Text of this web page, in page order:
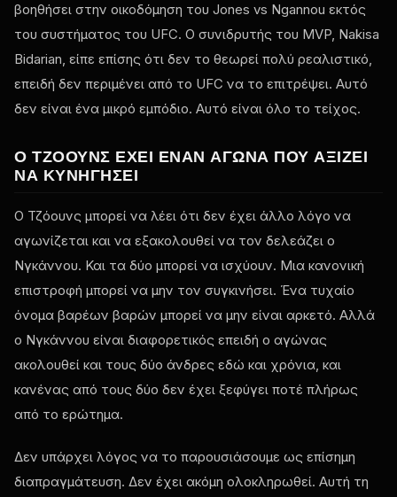
βοηθήσει στην οικοδόμηση του Jones vs Ngannou εκτός
του συστήματος του UFC. Ο συνιδρυτής του MVP, Nakisa
Bidarian, είπε επίσης ότι δεν το θεωρεί πολύ ρεαλιστικό,
επειδή δεν περιμένει από το UFC να το επιτρέψει. Αυτό
δεν είναι ένα μικρό εμπόδιο. Αυτό είναι όλο το τείχος.
Ο ΤΖΌΟΥΝΣ ΈΧΕΙ ΈΝΑΝ ΑΓΏΝΑ ΠΟΥ ΑΞΊΖΕΙ
ΝΑ ΚΥΝΗΓΉΣΕΙ
Ο Τζόουνς μπορεί να λέει ότι δεν έχει άλλο λόγο να
αγωνίζεται και να εξακολουθεί να τον δελεάζει ο
Νγκάννου. Και τα δύο μπορεί να ισχύουν. Μια κανονική
επιστροφή μπορεί να μην τον συγκινήσει. Ένα τυχαίο
όνομα βαρέων βαρών μπορεί να μην είναι αρκετό. Αλλά
ο Νγκάννου είναι διαφορετικός επειδή ο αγώνας
ακολουθεί και τους δύο άνδρες εδώ και χρόνια, και
κανένας από τους δύο δεν έχει ξεφύγει ποτέ πλήρως
από το ερώτημα.
Δεν υπάρχει λόγος να το παρουσιάσουμε ως επίσημη
διαπραγμάτευση. Δεν έχει ακόμη ολοκληρωθεί. Αυτή τη